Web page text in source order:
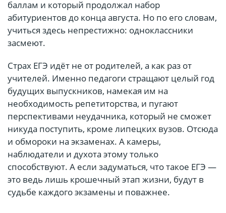
баллам и который продолжал набор
абитуриентов до конца августа. Но по его словам,
учиться здесь непрестижно: одноклассники
засмеют.
Страх ЕГЭ идёт не от родителей, а как раз от
учителей. Именно педагоги стращают целый год
будущих выпускников, намекая им на
необходимость репетиторства, и пугают
перспективами неудачника, который не сможет
никуда поступить, кроме липецких вузов. Отсюда
и обмороки на экзаменах. А камеры,
наблюдатели и духота этому только
способствуют. А если задуматься, что такое ЕГЭ —
это ведь лишь крошечный этап жизни, будут в
судьбе каждого экзамены и поважнее.